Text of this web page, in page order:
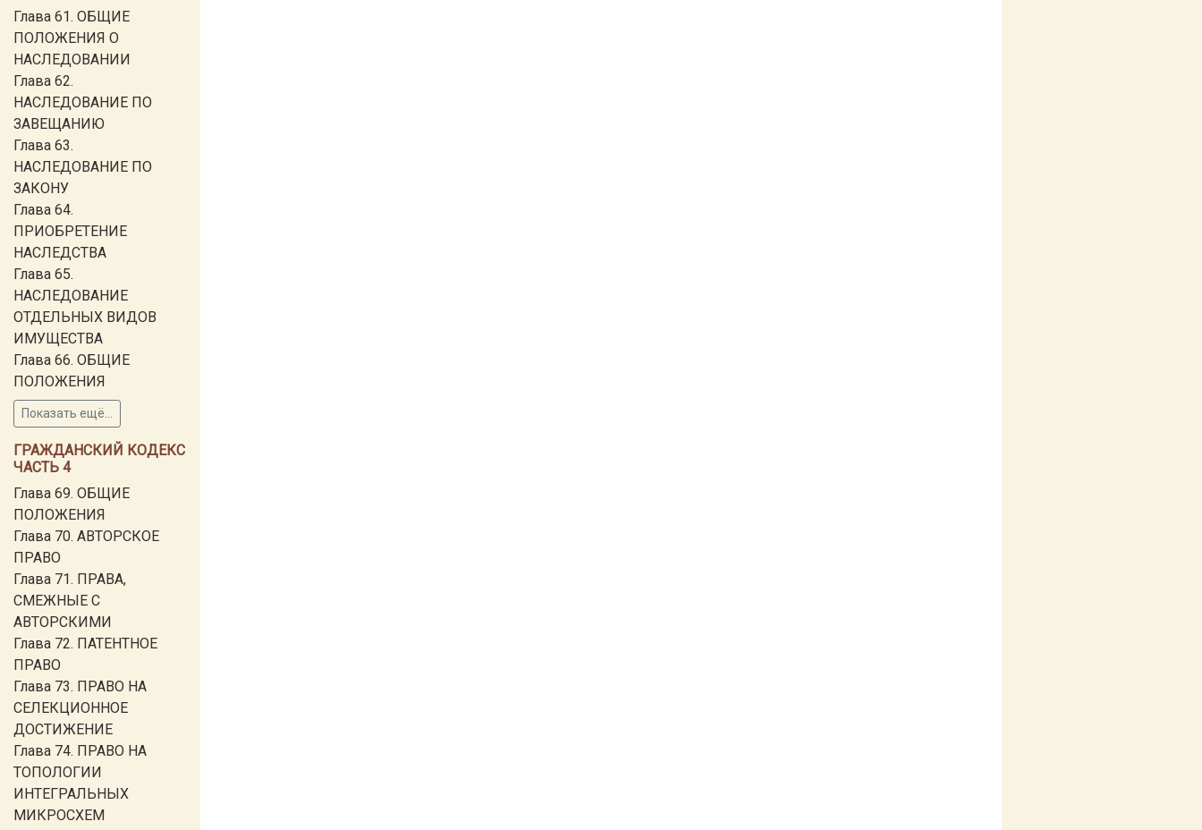
Глава 61. ОБЩИЕ
ПОЛОЖЕНИЯ О
НАСЛЕДОВАНИИ
Глава 62.
НАСЛЕДОВАНИЕ ПО
ЗАВЕЩАНИЮ
Глава 63.
НАСЛЕДОВАНИЕ ПО
ЗАКОНУ
Глава 64.
ПРИОБРЕТЕНИЕ
НАСЛЕДСТВА
Глава 65.
НАСЛЕДОВАНИЕ
ОТДЕЛЬНЫХ ВИДОВ
ИМУЩЕСТВА
Глава 66. ОБЩИЕ
ПОЛОЖЕНИЯ
Показать ещё...
ГРАЖДАНСКИЙ КОДЕКС
ЧАСТЬ 4
Глава 69. ОБЩИЕ
ПОЛОЖЕНИЯ
Глава 70. АВТОРСКОЕ
ПРАВО
Глава 71. ПРАВА,
СМЕЖНЫЕ С
АВТОРСКИМИ
Глава 72. ПАТЕНТНОЕ
ПРАВО
Глава 73. ПРАВО НА
СЕЛЕКЦИОННОЕ
ДОСТИЖЕНИЕ
Глава 74. ПРАВО НА
ТОПОЛОГИИ
ИНТЕГРАЛЬНЫХ
МИКРОСХЕМ